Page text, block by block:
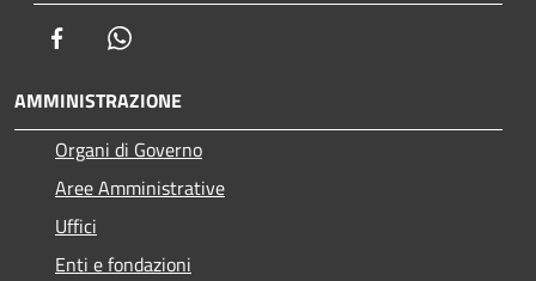
Facebook
AMMINISTRAZIONE
Organi di Governo
Aree Amministrative
Uffici
Enti e fondazioni